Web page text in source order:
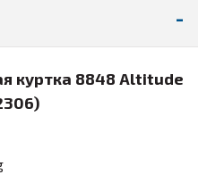
куртка 8848 Altitude